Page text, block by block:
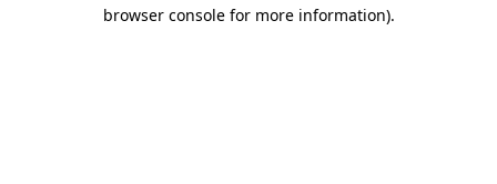
browser console for more information).